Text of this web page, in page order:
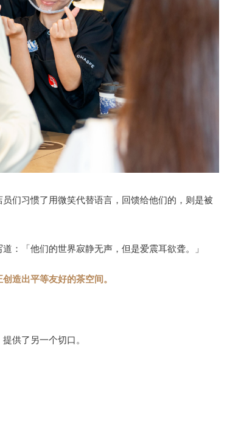
们习惯了用微笑代替语言，回馈给他们的，则是被
：「他们的世界寂静无声，但是爱震耳欲聋。」
造出平等友好的茶空间。
供了另一个切口。